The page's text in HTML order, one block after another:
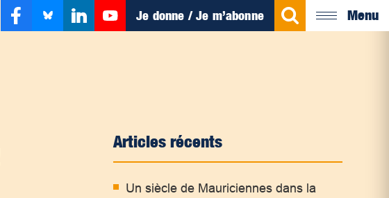
Je donne / Je m’abonne Menu
Articles récents
Un siècle de Mauriciennes dans la